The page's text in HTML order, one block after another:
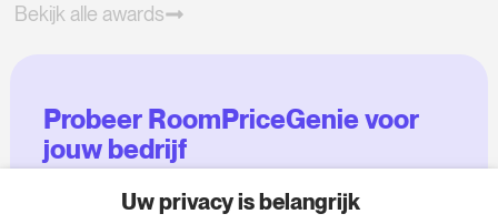
Bekijk alle awards
Probeer RoomPriceGenie voor
jouw bedrijf
Maak gebruik van onze 14-daagse proefversie
Uw privacy is belangrijk